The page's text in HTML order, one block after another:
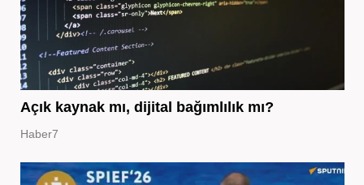
Açık kaynak mı, dijital bağımlılık mı?
Haber7